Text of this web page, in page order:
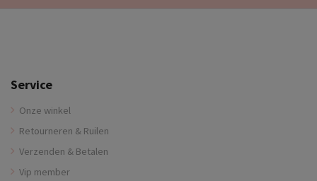
Service
Onze winkel
Retourneren & Ruilen
Verzenden & Betalen
Vip member